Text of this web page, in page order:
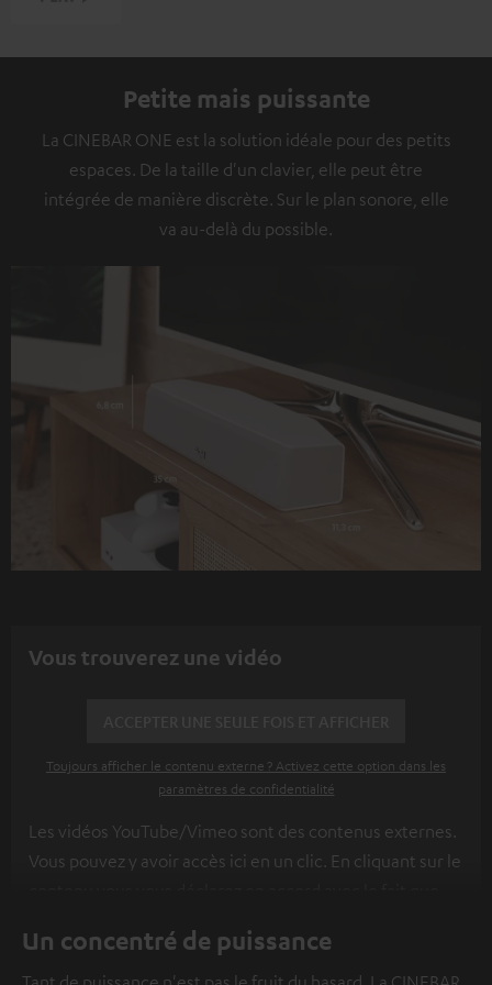
Petite mais puissante
La CINEBAR ONE est la solution idéale pour des petits
espaces. De la taille d'un clavier, elle peut être
intégrée de manière discrète. Sur le plan sonore, elle
va au-delà du possible.
Vous trouverez une vidéo
Toujours afficher le contenu externe ? Activez cette option dans les
paramètres de confidentialité
Les vidéos YouTube/Vimeo sont des contenus externes.
Vous pouvez y avoir accès ici en un clic. En cliquant sur le
individuelles peuvent être transmises à une plateforme
tierce. Vous en apprendrez davantage dans notre
Un concentré de puissance